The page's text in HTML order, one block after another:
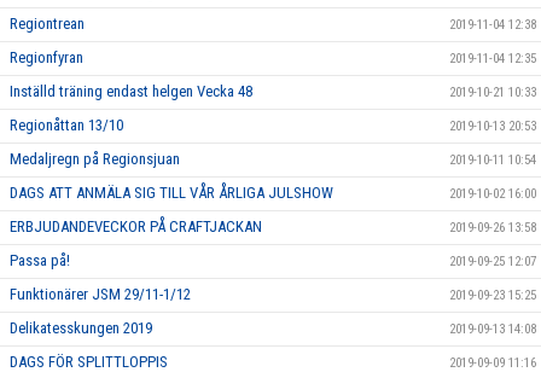
Regiontrean 2019-11-04 12:38
Regionfyran 2019-11-04 12:35
Inställd träning endast helgen Vecka 48 2019-10-21 10:33
Regionåttan 13/10 2019-10-13 20:53
Medaljregn på Regionsjuan 2019-10-11 10:54
DAGS ATT ANMÄLA SIG TILL VÅR ÅRLIGA JULSHOW 2019-10-02 16:00
ERBJUDANDEVECKOR PÅ CRAFTJACKAN 2019-09-26 13:58
Passa på! 2019-09-25 12:07
Funktionärer JSM 29/11-1/12 2019-09-23 15:25
Delikatesskungen 2019 2019-09-13 14:08
DAGS FÖR SPLITTLOPPIS 2019-09-09 11:16